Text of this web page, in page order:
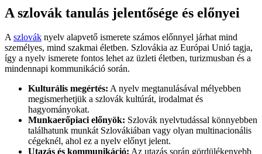
A szlovák tanulás jelentősége és előnyei
Aszlovák nyelv alapvető ismerete számos előnnyel járhat mind
személyes, mind szakmai életben. Szlovákia az Európai Unió tagja,
így a nyelv ismerete fontos lehet az üzleti életben, turizmusban és a
mindennapi kommunikáció során.
Kulturális megértés: A nyelv megtanulásával mélyebben
megismerhetjük a szlovák kultúrát, irodalmat és
hagyományokat.
Munkaerőpiaci előnyök: Szlovák nyelvtudással könnyebben
találhatunk munkát Szlovákiában vagy olyan multinacionális
cégeknél, ahol ez a nyelv előnyt jelent.
Utazás és kommunikáció: Az utazás során gördülékenyebb